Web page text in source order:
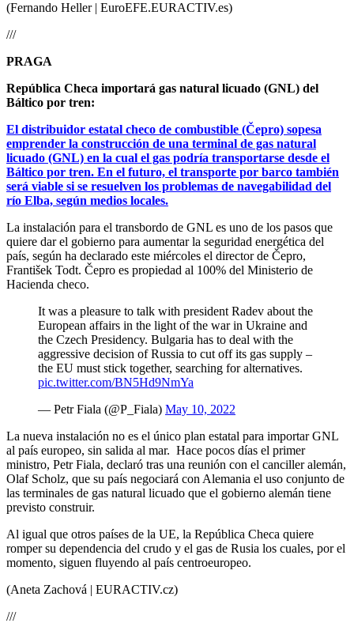
(Fernando Heller | EuroEFE.EURACTIV.es)
///
PRAGA
República Checa importará gas natural licuado (GNL) del
Báltico por tren:
El distribuidor estatal checo de combustible (Čepro) sopesa
emprender la construcción de una terminal de gas natural
licuado (GNL) en la cual el gas podría transportarse desde el
Báltico por tren. En el futuro, el transporte por barco también
será viable si se resuelven los problemas de navegabilidad del
río Elba, según medios locales.
La instalación para el transbordo de GNL es uno de los pasos que
quiere dar el gobierno para aumentar la seguridad energética del
país, según ha declarado este miércoles el director de Čepro,
František Todt. Čepro es propiedad al 100% del Ministerio de
Hacienda checo.
It was a pleasure to talk with president Radev about the
European affairs in the light of the war in Ukraine and
the Czech Presidency. Bulgaria has to deal with the
aggressive decision of Russia to cut off its gas supply –
the EU must stick together, searching for alternatives.
pic.twitter.com/BN5Hd9NmYa
— Petr Fiala (@P_Fiala) May 10, 2022
La nueva instalación no es el único plan estatal para importar GNL
al país europeo, sin salida al mar. Hace pocos días el primer
ministro, Petr Fiala, declaró tras una reunión con el canciller alemán,
Olaf Scholz, que su país negociará con Alemania el uso conjunto de
las terminales de gas natural licuado que el gobierno alemán tiene
previsto construir.
Al igual que otros países de la UE, la República Checa quiere
romper su dependencia del crudo y el gas de Rusia los cuales, por el
momento, siguen fluyendo al país centroeuropeo.
(Aneta Zachová | EURACTIV.cz)
///